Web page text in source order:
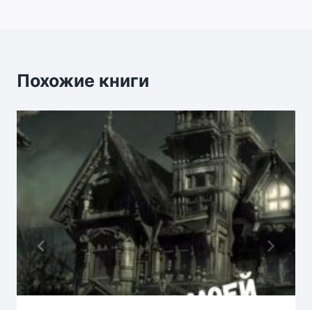
Похожие книги